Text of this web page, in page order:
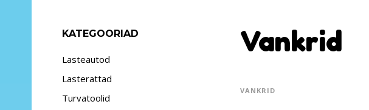
KATEGOORIAD
Lasteautod
Lasterattad
Turvatoolid
Vankrid
VANKRID